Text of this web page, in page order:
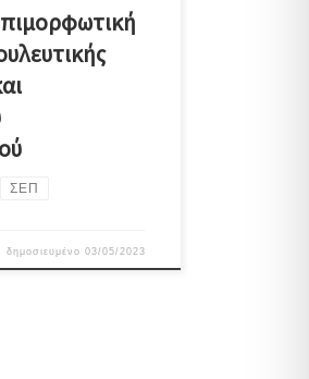
ΣΕΠ
δημοσιευμένο 03/05/2023